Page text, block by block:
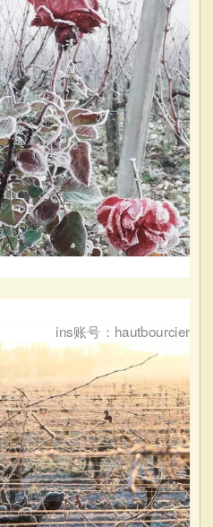
ins账号：hautbourcier